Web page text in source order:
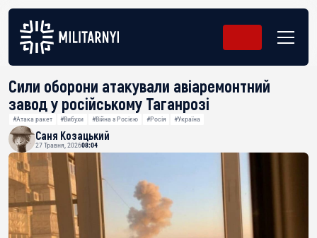
Сили оборони атакували авіаремонтний
завод у російському Таганрозі
#Атака ракет #Вибухи #Війна з Росією #Росія #Україна
Саня Козацький
27 Травня, 202608:04